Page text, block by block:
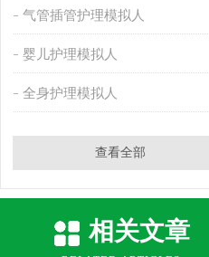
气管插管护理模拟人
婴儿护理模拟人
全身护理模拟人
查看全部
相关文章